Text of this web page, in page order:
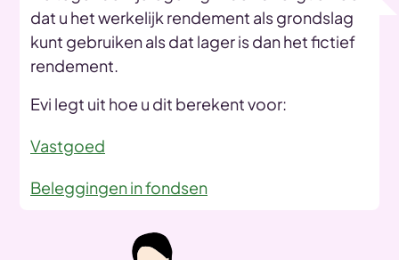
dat u het werkelijk rendement als grondslag
kunt gebruiken als dat lager is dan het fictief
rendement.
Evi legt uit hoe u dit berekent voor:
Vastgoed
Beleggingen in fondsen